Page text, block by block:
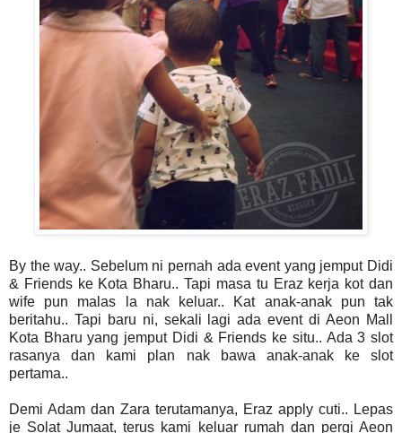
By the way.. Sebelum ni pernah ada event yang jemput Didi
& Friends ke Kota Bharu.. Tapi masa tu Eraz kerja kot dan
wife pun malas la nak keluar.. Kat anak-anak pun tak
beritahu.. Tapi baru ni, sekali lagi ada event di Aeon Mall
Kota Bharu yang jemput Didi & Friends ke situ.. Ada 3 slot
rasanya dan kami plan nak bawa anak-anak ke slot
pertama..
Demi Adam dan Zara terutamanya, Eraz apply cuti.. Lepas
je Solat Jumaat, terus kami keluar rumah dan pergi Aeon